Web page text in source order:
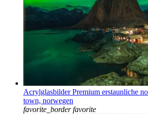
Acrylglasbilder Premium erstaunliche
town, norwegen
favorite_border favorite